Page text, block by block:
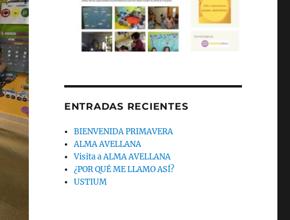
ENTRADAS RECIENTES
BIENVENIDA PRIMAVERA
ALMA AVELLANA
Visita a ALMA AVELLANA
¿POR QUÉ ME LLAMO ASÍ?
USTIUM